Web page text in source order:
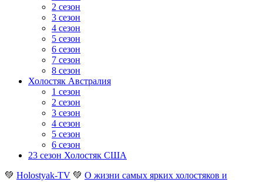
2 сезон
3 сезон
4 сезон
5 сезон
6 сезон
7 сезон
8 сезон
Холостяк Австралия
1 сезон
2 сезон
3 сезон
4 сезон
5 сезон
6 сезон
23 сезон Холостяк США
💚 Holostyak-TV 💚 О жизни самых ярких холостяков и